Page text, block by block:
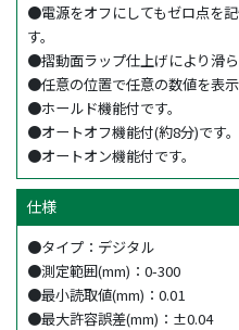
●電源をオフにしてもゼロ点を
す。
●摺動面ラップ仕上げにより滑ら
●任意の位置で任意の数値を表示
●ホールド機能付です。
●オートオフ機能付(約8分)です。
●オートオン機能付です。
仕様
●タイプ：デジタル
●測定範囲(mm)：0-300
●最小読取値(mm)：0.01
●最大許容誤差(mm)：±0.04